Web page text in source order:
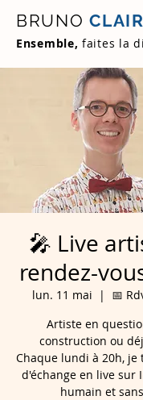
BRUNO
Ensemble, faites la
🎤 Live
rendez-
lun. 11 mai
  |
📅
Artiste en
construction ou
Chaque lundi à 20h,
d'échange en live sur
humain et